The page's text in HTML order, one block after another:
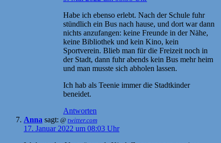
Habe ich ebenso erlebt. Nach der Schule fuhr
stündlich ein Bus nach hause, und dort war dann
nichts anzufangen: keine Freunde in der Nähe,
keine Bibliothek und kein Kino, kein
Sportverein. Blieb man für die Freizeit noch in
der Stadt, dann fuhr abends kein Bus mehr heim
und man musste sich abholen lassen.
Ich hab als Teenie immer die Stadtkinder
beneidet.
Antworten
Anna sagt: @ twitter.com
17. Januar 2022 um 08:03 Uhr